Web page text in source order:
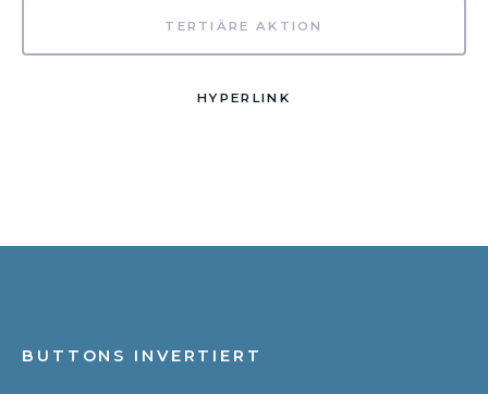
TERTIÄRE AKTION
HYPERLINK
BUTTONS INVERTIERT